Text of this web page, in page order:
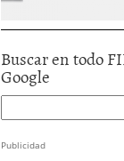
Buscar en todo
Google
Publicidad